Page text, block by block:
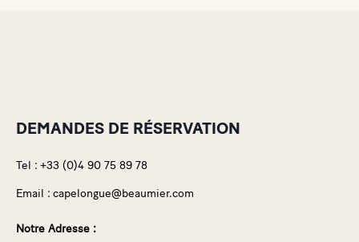
DEMANDES DE RÉSERVATION
Tel : +33 (0)4 90 75 89 78
Email : capelongue@beaumier.com
Notre Adresse :